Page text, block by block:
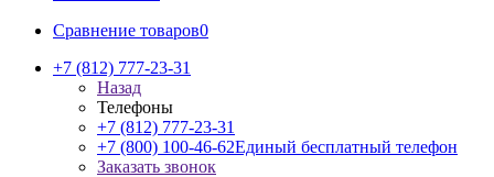
Сравнение товаров0
+7 (812) 777-23-31
Назад
Телефоны
+7 (812) 777-23-31
+7 (800) 100-46-62Единый бесплатный телефон
Заказать звонок